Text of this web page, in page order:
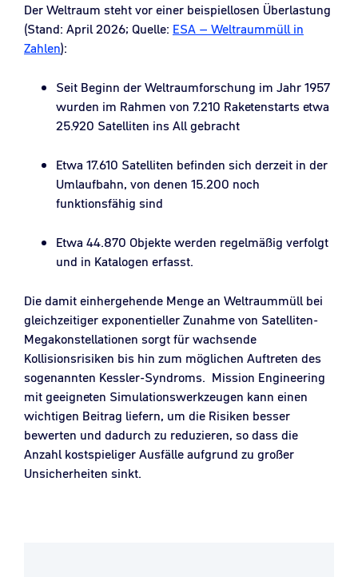
Der Weltraum steht vor einer beispiellosen Überlastung
(Stand: April 2026; Quelle: ESA – Weltraummüll in
Zahlen):
Seit Beginn der Weltraumforschung im Jahr 1957
wurden im Rahmen von 7.210 Raketenstarts etwa
25.920 Satelliten ins All gebracht
Etwa 17.610 Satelliten befinden sich derzeit in der
Umlaufbahn, von denen 15.200 noch
funktionsfähig sind
Etwa 44.870 Objekte werden regelmäßig verfolgt
und in Katalogen erfasst.
Die damit einhergehende Menge an Weltraummüll bei
gleichzeitiger exponentieller Zunahme von Satelliten-
Megakonstellationen sorgt für wachsende
Kollisionsrisiken bis hin zum möglichen Auftreten des
sogenannten Kessler-Syndroms. Mission Engineering
mit geeigneten Simulationswerkzeugen kann einen
wichtigen Beitrag liefern, um die Risiken besser
bewerten und dadurch zu reduzieren, so dass die
Anzahl kostspieliger Ausfälle aufgrund zu großer
Unsicherheiten sinkt.